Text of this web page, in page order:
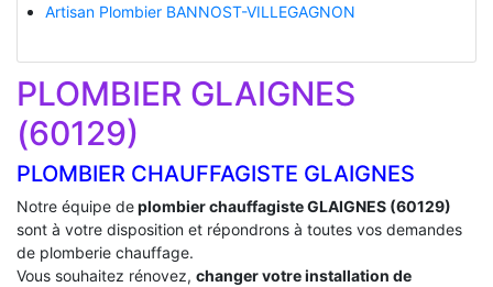
Artisan Plombier BANNOST-VILLEGAGNON
PLOMBIER GLAIGNES
(60129)
PLOMBIER CHAUFFAGISTE GLAIGNES
Notre équipe deplombier chauffagiste GLAIGNES (60129)
sont à votre disposition et répondrons à toutes vos demandes
de plomberie chauffage.
Vous souhaitez rénovez, changer votre installation de